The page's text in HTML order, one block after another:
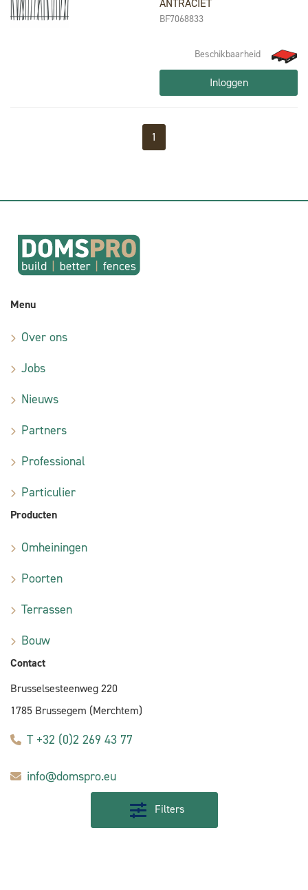
ANTRACIET
BF7068833
Beschikbaarheid
Inloggen
1
Filters
Menu
Over ons
Jobs
Nieuws
Partners
Professional
Particulier
Producten
Omheiningen
Poorten
Terrassen
Bouw
Contact
Brusselsesteenweg 220
1785 Brussegem (Merchtem)
T +32 (0)2 269 43 77
info@domspro.eu